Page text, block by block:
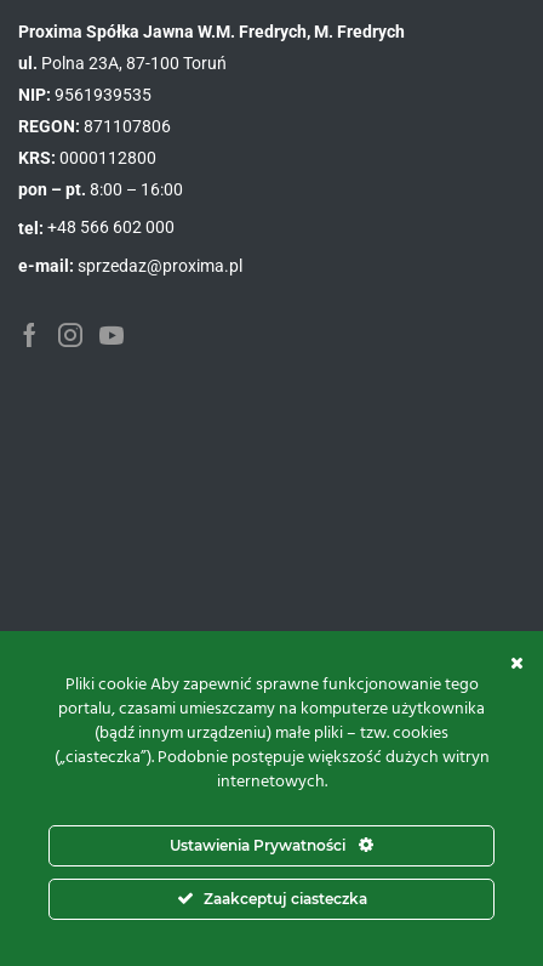
Proxima Spółka Jawna W.M. Fredrych, M. Fredrych
ul. Polna 23A, 87-100 Toruń
NIP: 9561939535
REGON: 871107806
KRS: 0000112800
pon – pt. 8:00 – 16:00
tel: +48 566 602 000
e-mail: sprzedaz@proxima.pl
Projekt i realizacja:
© 2026 Proxima Electronics
Pliki cookie Aby zapewnić sprawne funkcjonowanie tego
portalu, czasami umieszczamy na komputerze użytkownika
(bądź innym urządzeniu) małe pliki – tzw. cookies
(„ciasteczka”). Podobnie postępuje większość dużych witryn
internetowych.
Zaakceptuj ciasteczka
Ustawienia Prywatności